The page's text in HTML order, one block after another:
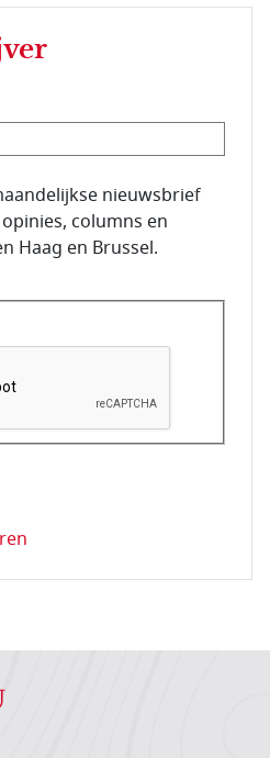
nieuwsbrief
columns en
Haag en Brussel.
controleren dat u een mens